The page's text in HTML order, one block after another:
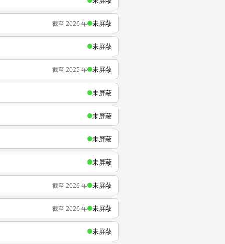
截至 2026 年 未屏蔽
未屏蔽
截至 2025 年 未屏蔽
未屏蔽
未屏蔽
未屏蔽
未屏蔽
截至 2026 年 未屏蔽
截至 2026 年 未屏蔽
未屏蔽